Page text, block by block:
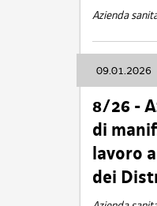
Azienda
09.01.2026
8/26 -
di
lavoro
dei